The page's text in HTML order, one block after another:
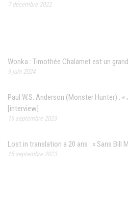
7 décembre 2022
Wonka : Timothée Chalamet est un
9 juin 2024
Paul W.S. Anderson (Monster Hunter) :
[interview]
16 septembre 2023
Lost in translation a 20 ans : « Sans Bill
15 septembre 2023